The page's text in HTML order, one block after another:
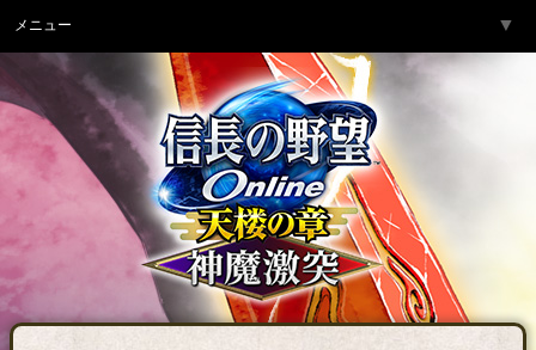
メニュー ▼
トップページ
ゲーム紹介
サービス
コミュニティ
ネットカフェ ▼